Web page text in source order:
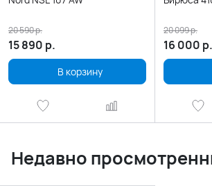
15 890 р.
20 590р.
В корзину
16 000 р.
20 099р.
Недавно